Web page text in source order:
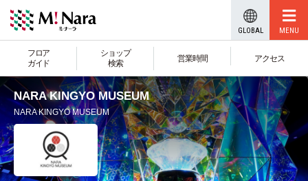
GLOBAL
フロア
ガイド
ショップ
検索
営業時間 アクセス
NARA KINGYO MUSEUM
NARA KINGYO MUSEUM